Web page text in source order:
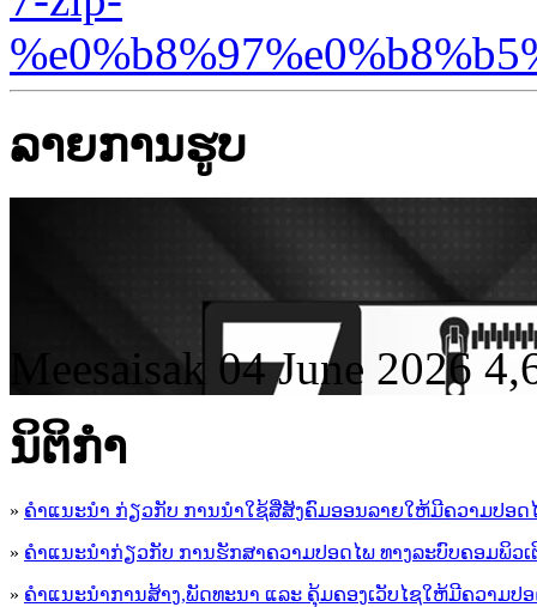
ລາຍການຮູບ
Meesaisak 04 June 2026
ນິ​ຕິ​ກໍາ
» ຄໍາແນະນໍາ ກ່ຽວກັບ ການນໍາໃຊ້ສື່ສັງຄົມອອນລາຍໃຫ້ມີຄວາມປອດ
» ຄຳແນະນຳກ່ຽວກັບ ການຮັກສາຄວາມປອດໄພ ທາງລະບົບຄອມພິວເ
» ຄຳແນະນຳການສ້າງ,ພັດທະນາ ແລະ ຄຸ້ມຄອງເວັບໄຊໃຫ້ມີຄວາມປ